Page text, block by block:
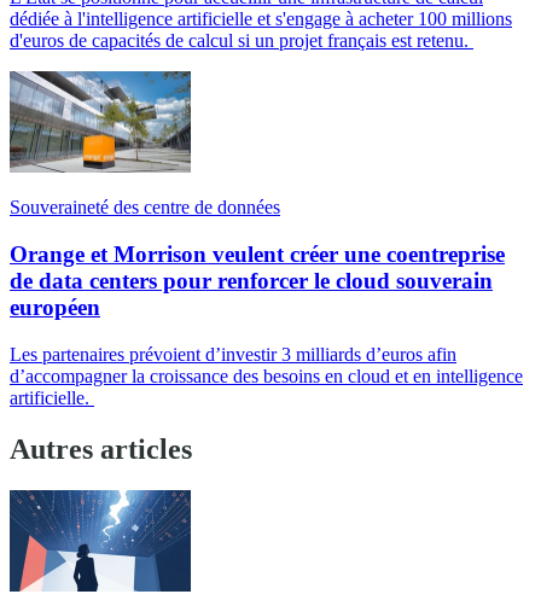
dédiée à l'intelligence artificielle et s'engage à acheter 100 millions
d'euros de capacités de calcul si un projet français est retenu.
Souveraineté des centre de données
Orange et Morrison veulent créer une coentreprise
de data centers pour renforcer le cloud souverain
européen
Les partenaires prévoient d’investir 3 milliards d’euros afin
d’accompagner la croissance des besoins en cloud et en intelligence
artificielle.
Autres articles